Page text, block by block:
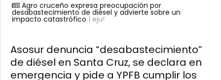
Agro cruceño expresa preocupación por
desabastecimiento de diésel y advierte sobre un
impacto catastrófico | eju!
Asosur denuncia “desabastecimiento”
de diésel en Santa Cruz, se declara en
emergencia y pide a YPFB cumplir los